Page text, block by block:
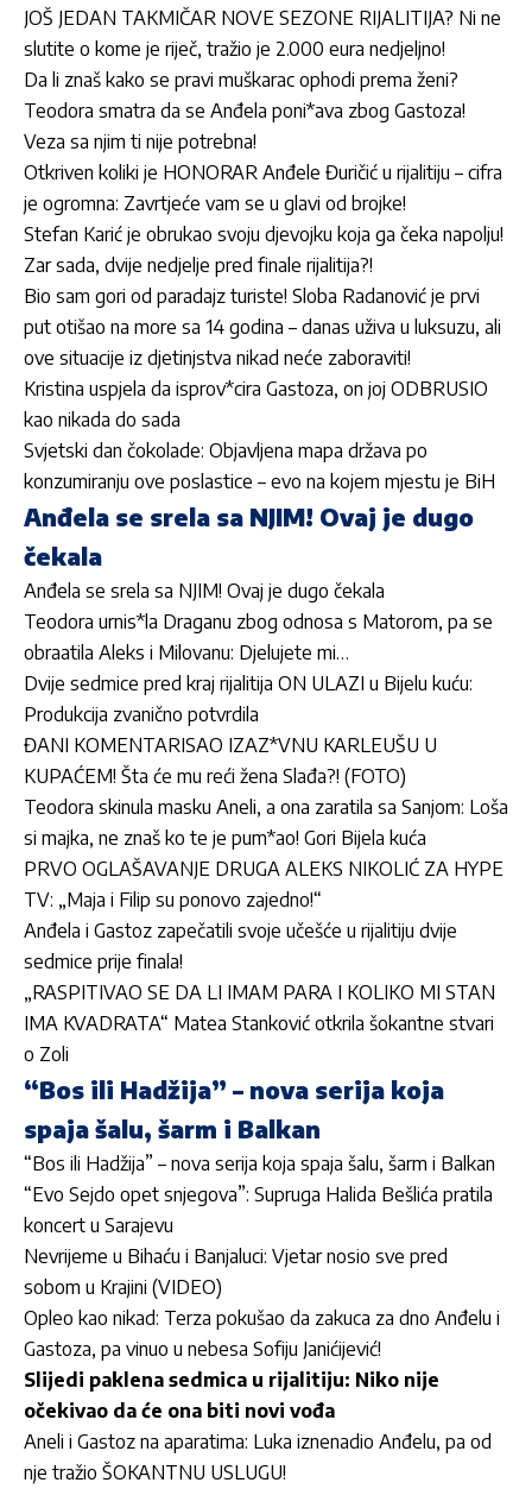
JOŠ JEDAN TAKMIČAR NOVE SEZONE RIJALITIJA? Ni ne
slutite o kome je riječ, tražio je 2.000 eura nedjeljno!
Da li znaš kako se pravi muškarac ophodi prema ženi?
Teodora smatra da se Anđela poni*ava zbog Gastoza!
Veza sa njim ti nije potrebna!
Otkriven koliki je HONORAR Anđele Đuričić u rijalitiju – cifra
je ogromna: Zavrtjeće vam se u glavi od brojke!
Stefan Karić je obrukao svoju djevojku koja ga čeka napolju!
Zar sada, dvije nedjelje pred finale rijalitija?!
Bio sam gori od paradajz turiste! Sloba Radanović je prvi
put otišao na more sa 14 godina – danas uživa u luksuzu, ali
ove situacije iz djetinjstva nikad neće zaboraviti!
Kristina uspjela da isprov*cira Gastoza, on joj ODBRUSIO
kao nikada do sada
Svjetski dan čokolade: Objavljena mapa država po
konzumiranju ove poslastice – evo na kojem mjestu je BiH
Anđela se srela sa NJIM! Ovaj je dugo
čekala
Anđela se srela sa NJIM! Ovaj je dugo čekala
Teodora urnis*la Draganu zbog odnosa s Matorom, pa se
obraatila Aleks i Milovanu: Djelujete mi…
Dvije sedmice pred kraj rijalitija ON ULAZI u Bijelu kuću:
Produkcija zvanično potvrdila
ĐANI KOMENTARISAO IZAZ*VNU KARLEUŠU U
KUPAĆEM! Šta će mu reći žena Slađa?! (FOTO)
Teodora skinula masku Aneli, a ona zaratila sa Sanjom: Loša
si majka, ne znaš ko te je pum*ao! Gori Bijela kuća
PRVO OGLAŠAVANJE DRUGA ALEKS NIKOLIĆ ZA HYPE
TV: „Maja i Filip su ponovo zajedno!“
Anđela i Gastoz zapečatili svoje učešće u rijalitiju dvije
sedmice prije finala!
„RASPITIVAO SE DA LI IMAM PARA I KOLIKO MI STAN
IMA KVADRATA“ Matea Stanković otkrila šokantne stvari
o Zoli
“Bos ili Hadžija” – nova serija koja
spaja šalu, šarm i Balkan
“Bos ili Hadžija” – nova serija koja spaja šalu, šarm i Balkan
“Evo Sejdo opet snjegova”: Supruga Halida Bešlića pratila
koncert u Sarajevu
Nevrijeme u Bihaću i Banjaluci: Vjetar nosio sve pred
sobom u Krajini (VIDEO)
Opleo kao nikad: Terza pokušao da zakuca za dno Anđelu i
Gastoza, pa vinuo u nebesa Sofiju Janićijević!
Slijedi paklena sedmica u rijalitiju: Niko nije
očekivao da će ona biti novi vođa
Aneli i Gastoz na aparatima: Luka iznenadio Anđelu, pa od
nje tražio ŠOKANTNU USLUGU!